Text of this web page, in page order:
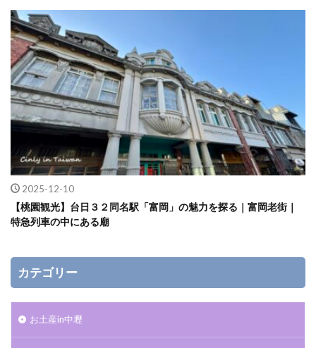
2025-12-10
【桃園観光】台日３２同名駅「富岡」の魅力を探る｜富岡老街｜
特急列車の中にある廟
カテゴリー
お土産in中壢